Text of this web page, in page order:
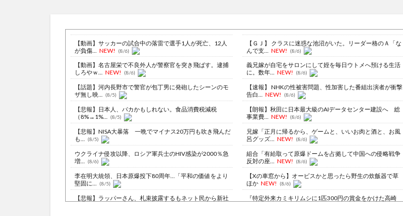
【動画】サッカーの試合中の落雷で選手1人が死亡、12人
が負傷...
NEW! (8/6)
【動画】名古屋栄で不良外人が警察官を突き飛ばす。逮捕
しろやｗ... NEW! (8/6)
【話題】河内長野市で警官が包丁男に発砲したシーンのモ
ザ無し映... (8/5)
【悲報】日本人、バカかもしれない。食品消費税減税
（8%→1%... (8/5)
【悲報】NISA大暴落 一晩でマイナス20万円も吹き飛んだ
も... (8/5)
ウクライナ侵攻以降、ロシア軍兵士のHIV感染が2000％急
増... (8/6)
李在明大統領、日本原爆投下80周年…「平和の価値をより
堅固に... (8/5)
【悲報】ラッパーさん、札束披露するもネット民から新社
【ＧＪ】 クラスに迷惑な池沼がいた。リーダー格のＡ「な
んで支...
NEW! (8/6)
義兄嫁が自宅をサロンにして姪を毎日ウトメへ預ける生活
に。数年... NEW! (8/6)
【速報】 NHKの性被害問題、性加害した番組出演者が衝撃
告白... NEW! (8/6)
【朗報】秋田に日本最大級のAIデータセンター建設へ 総
事業費... NEW! (8/6)
兄嫁「正月に帰るから、ゲームと、いいお肉と酒と、お風
呂グッズ... NEW! (8/6)
組合「有給取って原爆ドームを占拠して中国への侵略戦争
反対の座... NEW! (8/6)
【Xの車窓から】オービスかと思ったら野生の炊飯器で草
ほか NEW! (8/6)
『特定外来カミキリムシに1匹300円の賞金をかけた高崎